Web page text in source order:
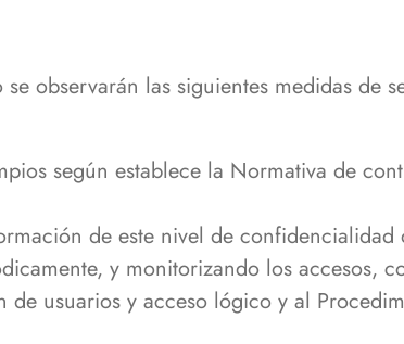
observarán las siguientes medidas de
según establece la Normativa de
de este nivel de confidencialidad
y monitorizando los accesos,
usuarios y acceso lógico y al